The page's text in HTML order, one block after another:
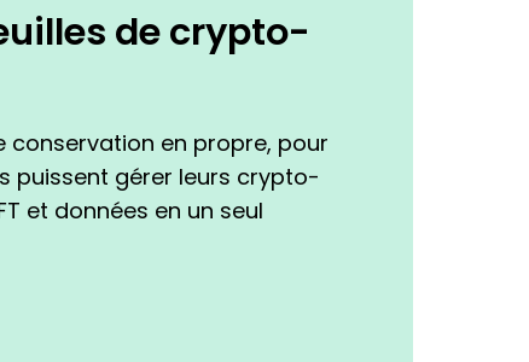
de crypto-
conservation en propre, pour
puissent gérer leurs crypto-
et données en un seul